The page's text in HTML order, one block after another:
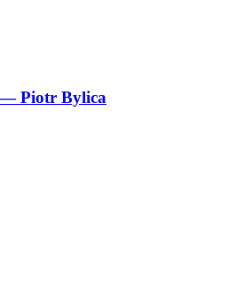
— Piotr Bylica